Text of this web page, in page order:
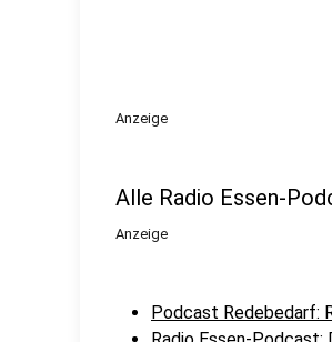
Anzeige
Alle Radio Essen-
Anzeige
Podcast Redebedarf: